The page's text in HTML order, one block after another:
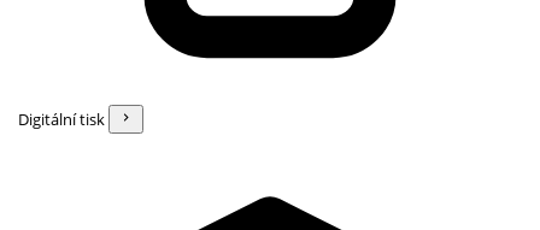
Digitální tisk